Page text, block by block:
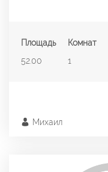
Площадь
52.00
Комнат
1
Михаил